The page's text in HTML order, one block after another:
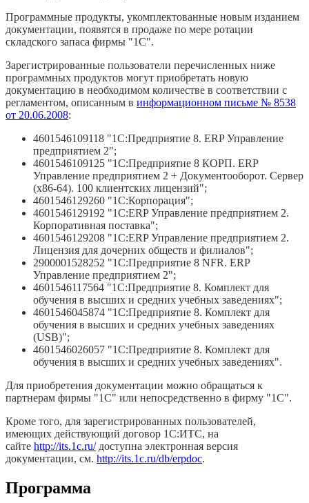
Программные продукты, укомплектованные новым изданием
документации, появятся в продаже по мере ротации
складского запаса фирмы "1С".
Зарегистрированные пользователи перечисленных ниже
программных продуктов могут приобретать новую
документацию в необходимом количестве в соответствии с
регламентом, описанным в информационном письме № 8538
от 20.06.2008:
4601546109118 "1С:Предприятие 8. ERP Управление
предприятием 2";
4601546109125 "1С:Предприятие 8 КОРП. ERP
Управление предприятием 2 + Документооборот. Сервер
(x86-64). 100 клиентских лицензий";
4601546129260 "1С:Корпорация";
4601546129192 "1С:ERP Управление предприятием 2.
Корпоративная поставка";
4601546129208 "1С:ERP Управление предприятием 2.
Лицензия для дочерних обществ и филиалов";
2900001528252 "1С:Предприятие 8 NFR. ERP
Управление предприятием 2";
4601546117564 "1C:Предприятие 8. Комплект для
обучения в высших и средних учебных заведениях";
4601546045874 "1C:Предприятие 8. Комплект для
обучения в высших и средних учебных заведениях
(USB)";
4601546026057 "1С:Предприятие 8. Комплект для
обучения в высших и средних учебных заведениях".
Для приобретения документации можно обращаться к
партнерам фирмы "1С" или непосредственно в фирму "1С".
Кроме того, для зарегистрированных пользователей,
имеющих действующий договор 1С:ИТС, на
сайте http://its.1c.ru/доступна электронная версия
документации, см. http://its.1c.ru/db/erpdoc.
Программа